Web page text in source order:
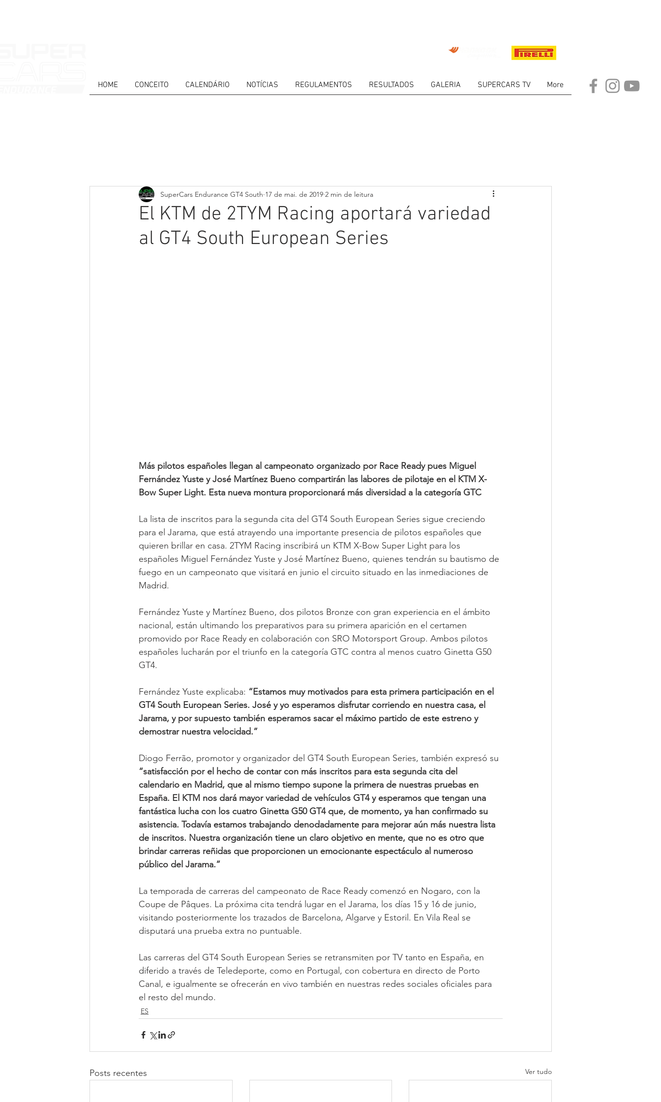
HOME CONCEITO CALENDÁRIO NOTÍCIAS REGULAMENTOS RESULTADOS GALERIA SUPERCARS TV More
El KTM de 2TYM Racing aportará variedad
al GT4 South European Series
SuperCars Endurance GT4 South 17 de mai. de 2019 2 min de leitura
Más pilotos españoles llegan al campeonato organizado por Race Ready pues Miguel
Fernández Yuste y José Martínez Bueno compartirán las labores de pilotaje en el KTM X-
Bow Super Light. Esta nueva montura proporcionará más diversidad a la categoría GTC
La lista de inscritos para la segunda cita del GT4 South European Series sigue creciendo
para el Jarama, que está atrayendo una importante presencia de pilotos españoles que
quieren brillar en casa. 2TYM Racing inscribirá un KTM X-Bow Super Light para los
españoles Miguel Fernández Yuste y José Martínez Bueno, quienes tendrán su bautismo de
fuego en un campeonato que visitará en junio el circuito situado en las inmediaciones de
Madrid.
Fernández Yuste y Martínez Bueno, dos pilotos Bronze con gran experiencia en el ámbito
nacional, están ultimando los preparativos para su primera aparición en el certamen
promovido por Race Ready en colaboración con SRO Motorsport Group. Ambos pilotos
españoles lucharán por el triunfo en la categoría GTC contra al menos cuatro Ginetta G50
GT4.
Fernández Yuste explicaba: “Estamos muy motivados para esta primera participación en el
GT4 South European Series. José y yo esperamos disfrutar corriendo en nuestra casa, el
Jarama, y por supuesto también esperamos sacar el máximo partido de este estreno y
demostrar nuestra velocidad.”
Diogo Ferrão, promotor y organizador del GT4 South European Series, también expresó su
“satisfacción por el hecho de contar con más inscritos para esta segunda cita del
calendario en Madrid, que al mismo tiempo supone la primera de nuestras pruebas en
España. El KTM nos dará mayor variedad de vehículos GT4 y esperamos que tengan una
fantástica lucha con los cuatro Ginetta G50 GT4 que, de momento, ya han confirmado su
asistencia. Todavía estamos trabajando denodadamente para mejorar aún más nuestra lista
de inscritos. Nuestra organización tiene un claro objetivo en mente, que no es otro que
brindar carreras reñidas que proporcionen un emocionante espectáculo al numeroso
público del Jarama.”
La temporada de carreras del campeonato de Race Ready comenzó en Nogaro, con la
Coupe de Pâques. La próxima cita tendrá lugar en el Jarama, los días 15 y 16 de junio,
visitando posteriormente los trazados de Barcelona, Algarve y Estoril. En Vila Real se
disputará una prueba extra no puntuable.
Las carreras del GT4 South European Series se retransmiten por TV tanto en España, en
diferido a través de Teledeporte, como en Portugal, con cobertura en directo de Porto
Canal, e igualmente se ofrecerán en vivo también en nuestras redes sociales oficiales para
el resto del mundo.
ES
Posts recentes Ver tudo